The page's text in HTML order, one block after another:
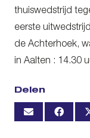
thuiswedstrijd
eerste
de Achterhoek,
in Aalten : 14.30
Delen